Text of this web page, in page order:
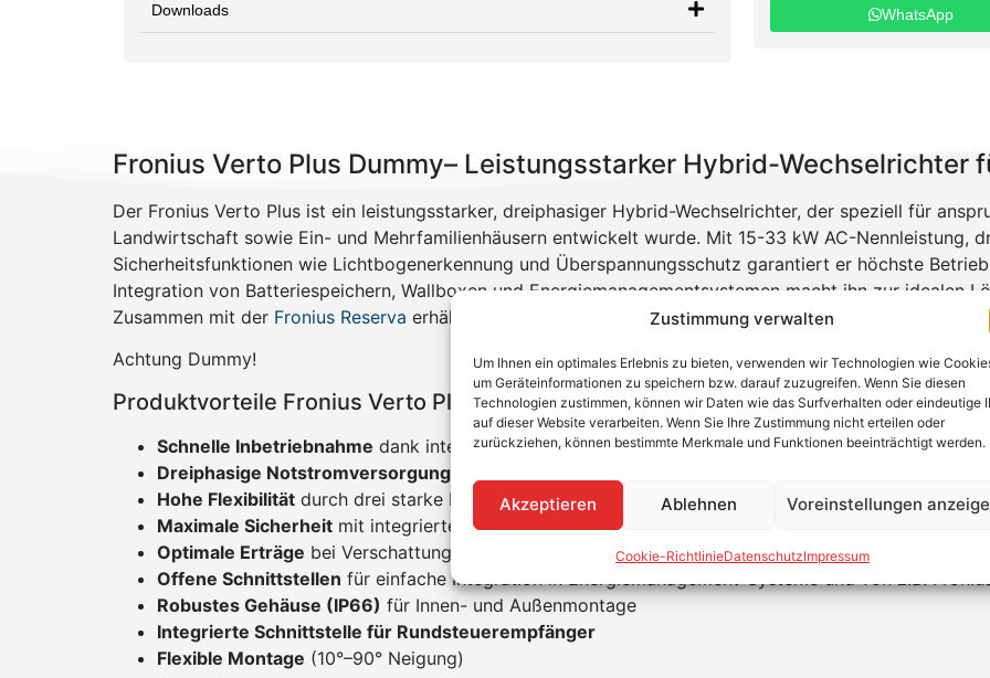
Zustimmung verwalten
Um Ihnen ein optimales Erlebnis zu bieten, verwenden wir Technologien wie
um Geräteinformationen zu speichern bzw. darauf zuzugreifen. Wenn Sie diesen
Technologien zustimmen, können wir Daten wie das Surfverhalten oder eindeutige
auf dieser Website verarbeiten. Wenn Sie Ihre Zustimmung nicht erteilen oder
zurückziehen, können bestimmte Merkmale und Funktionen beeinträchtigt werden.
Akzeptieren Ablehnen Voreinstellungen
Cookie-RichtlinieDatenschutzImpressum
Downloads
WhatsApp
Fronius Verto Plus Dummy– Leistungsstarker Hybrid-Wechselrichter
Der Fronius Verto Plus ist ein leistungsstarker, dreiphasiger Hybrid-Wechselrichter, der speziell für
Landwirtschaft sowie Ein- und Mehrfamilienhäusern entwickelt wurde. Mit 15-33 kW AC-Nennleistung,
Sicherheitsfunktionen wie Lichtbogenerkennung und Überspannungsschutz garantiert er höchste
Integration von Batteriespeichern, Wallboxen und Energiemanagementsystemen macht ihn zur idealen
Zusammen mit der Fronius Reserva erhältst du ein perfekt aufeinander abgestimmtes Speichersystem
Achtung Dummy!
Produktvorteile Fronius Verto Plus
Schnelle Inbetriebnahme dank integriertem Webserver und intuitivem Setup
Dreiphasige Notstromversorgung
Hohe Flexibilität durch drei starke MPP-Tracker und breiten Spannungsbereich
Maximale Sicherheit mit integrierter Lichtbogenerkennung (Arc Guard Technology) und
Optimale Erträge bei Verschattung dank Dynamic Peak Manager
Offene Schnittstellen für einfache Integration in Energiemanagement-Systeme und von z.B.
Robustes Gehäuse (IP66) für Innen- und Außenmontage
Integrierte Schnittstelle für Rundsteuerempfänger
Flexible Montage (10°–90° Neigung)